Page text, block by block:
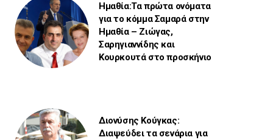
Ημαθία:Τα πρώτα ονόματα
για το κόμμα Σαμαρά στην
Ημαθία – Ζιώγας,
Σαρηγιαννίδης και
Κουρκουτά στο προσκήνιο
Διονύσης Κούγκας:
Διαψεύδει τα σενάρια για